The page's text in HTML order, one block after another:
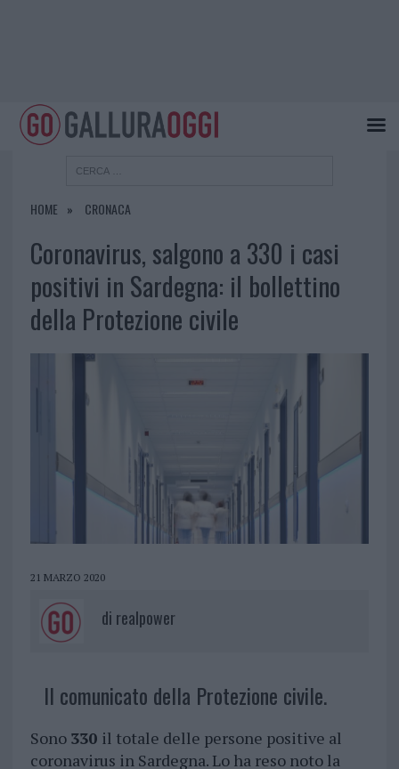
HOME CRONACA
Coronavirus, salgono a 330 i casi
positivi in Sardegna: il bollettino
della Protezione civile
21 MARZO 2020
di realpower
Il comunicato della Protezione civile.
Sono 330 il totale delle persone positive al
coronavirus in Sardegna. Lo ha reso noto la